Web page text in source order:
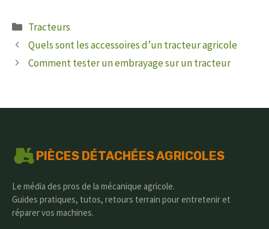
Catégories
Tracteurs
Quels sont les accessoires d’un tracteur agricole
Comment tester un embrayage sur un tracteur
PIÈCES DÉTACHÉES AGRICOLES
Le média des pros de la mécanique agricole.
Guides pratiques, tutos, retours terrain pour entretenir et
réparer vos machines.